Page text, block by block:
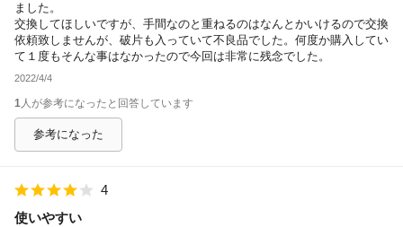
ました。
交換してほしいですが、手間なのと重ねるのはなんとかいけるので交換
依頼致しませんが、破片も入っていて不良品でした。何度か購入してい
て１度もそんな事はなかったので今回は非常に残念でした。
2022/4/4
1人が参考になったと回答しています
参考になった
4
使いやすい